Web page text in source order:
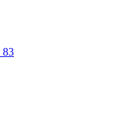
83